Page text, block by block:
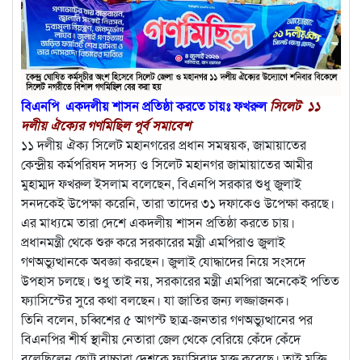
বিএনপি একদলীয় শাসন প্রতিষ্ঠা করতে চায়ঃ ফখরুলসিলেট ১১
দলীয় ঐক্যের গণমিছিল পূর্ব সমাবেশ
১১ দলীয় ঐক্য সিলেট মহানগরের প্রধান সমন্বয়ক, জামায়াতের
কেন্দ্রীয় কর্মপরিষদ সদস্য ও সিলেট মহানগর জামায়াতের আমীর
মুহাম্মদ ফখরুল ইসলাম বলেছেন, বিএনপি সরকার শুধু জুলাই
সনদকেই উপেক্ষা করেনি, তারা তাদের ৩১ দফাকেও উপেক্ষা করছে।
এর মাধ্যমে তারা দেশে একদলীয় শাসন প্রতিষ্ঠা করতে চায়।
প্রধানমন্ত্রী থেকে শুরু করে সরকারের মন্ত্রী এমপিরাও জুলাই
গণঅভ্যুত্থানকে অবজ্ঞা করছেন। জুলাই যোদ্ধাদের নিয়ে সংসদে
উপহাস চলছে। শুধু তাই নয়, সরকারের মন্ত্রী এমপিরা অনেকেই পতিত
ফ্যাসিস্টের সুরে কথা বলছেন। যা জাতির জন্য লজ্জাজনক।
তিনি বলেন, চব্বিশের ৫ আগস্ট ছাত্র-জনতার গণঅভ্যুত্থানের পর
বিএনপির শীর্ষ স্থানীয় নেতারা জেল থেকে বেরিয়ে কেঁদে কেঁদে